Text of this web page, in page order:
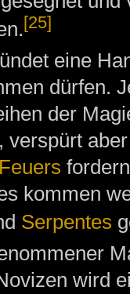
[25]
eine
dürfen.
der
verspürt
kommen
Serpentes
wird